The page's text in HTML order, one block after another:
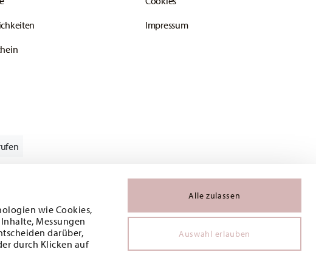
wie Cookies,
Messungen
darüber,
durch Klicken auf
Alle zulassen
Auswahl erlauben
Impressum